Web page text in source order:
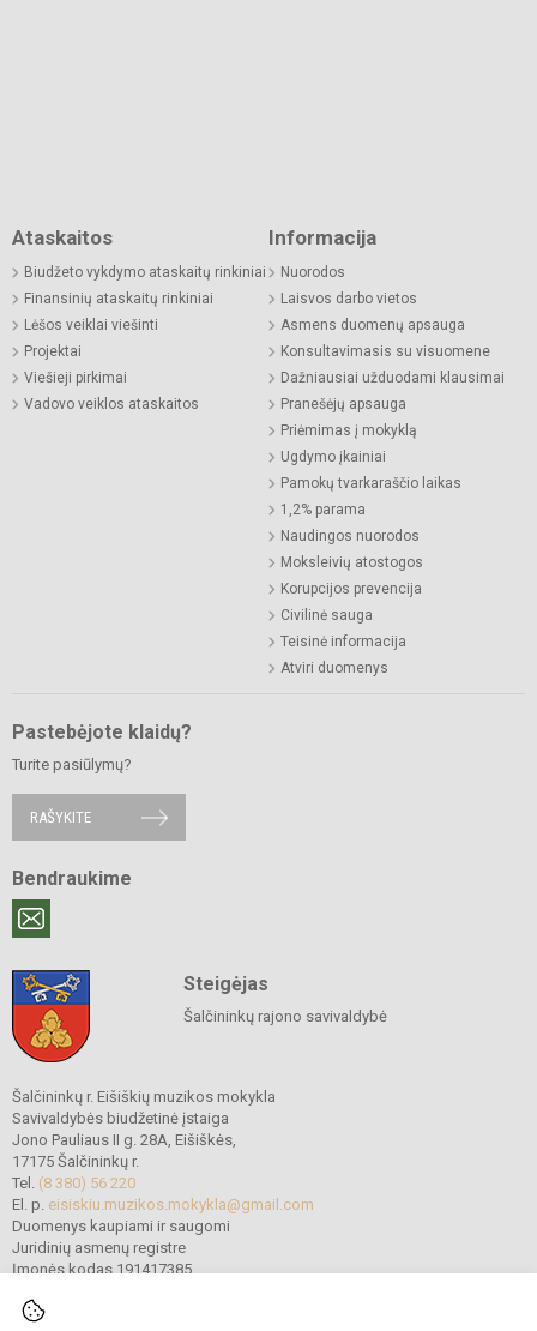
Ataskaitos
Biudžeto vykdymo ataskaitų rinkiniai
Finansinių ataskaitų rinkiniai
Lėšos veiklai viešinti
Projektai
Viešieji pirkimai
Vadovo veiklos ataskaitos
Informacija
Nuorodos
Laisvos darbo vietos
Asmens duomenų apsauga
Konsultavimasis su visuomene
Dažniausiai užduodami klausimai
Pranešėjų apsauga
Priėmimas į mokyklą
Ugdymo įkainiai
Pamokų tvarkaraščio laikas
1,2% parama
Naudingos nuorodos
Moksleivių atostogos
Korupcijos prevencija
Civilinė sauga
Teisinė informacija
Atviri duomenys
Pastebėjote klaidų?
Turite pasiūlymų?
RAŠYKITE
Bendraukime
Steigėjas
Šalčininkų rajono savivaldybė
Šalčininkų r. Eišiškių muzikos mokykla
Savivaldybės biudžetinė įstaiga
Jono Pauliaus II g. 28A, Eišiškės,
17175 Šalčininkų r.
Tel. (8 380) 56 220
El. p. eisiskiu.muzikos.mokykla@gmail.com
Duomenys kaupiami ir saugomi
Juridinių asmenų registre
Įmonės kodas 191417385